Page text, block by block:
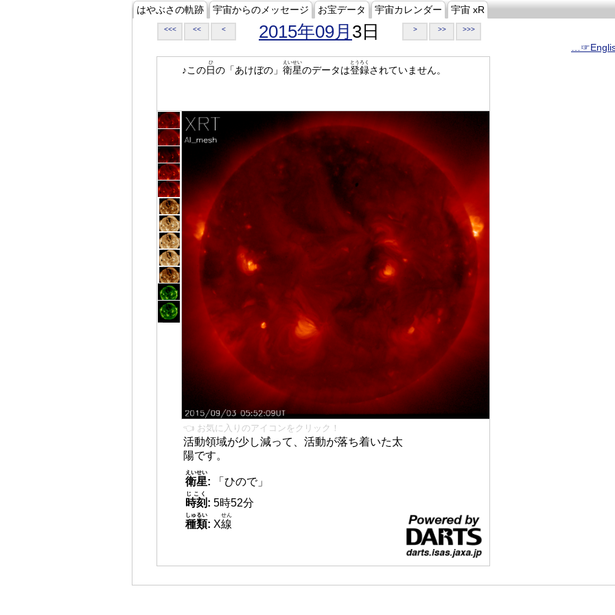
はやぶさの軌跡 宇宙からのメッセージ お宝データ 宇宙カレンダー 宇宙 xR
<<< << < 2015年09月 3日 > >> >>>
♪この日
ひ
の「あけぼの」 衛星
えいせい
のデータは登録
とうろく
されていません。
👈 お気に入りのアイコンをクリック！
活動領域が少し減って、活動が落ち着いた太
陽です。
衛星
えいせい
:
「ひので」
時刻
じこく
: 5時52分
種類
しゅるい
: X線
せん